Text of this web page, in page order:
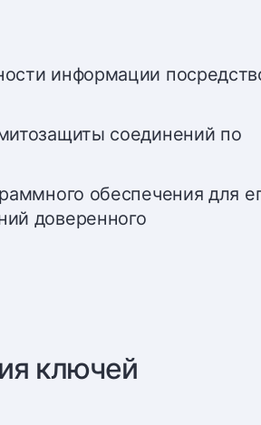
информации
соединений по
обеспечения для
доверенного
ключей